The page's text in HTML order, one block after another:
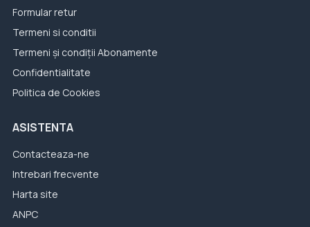
Formular retur
Termeni si conditii
Termeni și condiții Abonamente
Confidentialitate
Politica de Cookies
ASISTENTA
Contacteaza-ne
Intrebari frecvente
Harta site
ANPC